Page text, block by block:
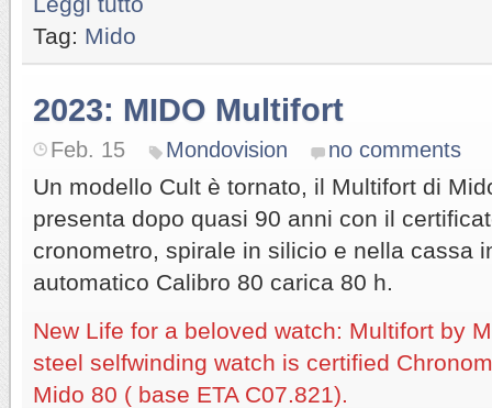
Tag: Mido
2023: MIDO Multifort
Feb. 15 Mondovision no comments
Un modello Cult è tornato, il Multifort di
presenta dopo quasi 90 anni con il
cronometro, spirale in silicio e nella cassa
automatico Calibro 80 carica 80 h.
New Life for a beloved watch: Multifort by
steel selfwinding watch is certified
Mido 80 ( base ETA C07.821).